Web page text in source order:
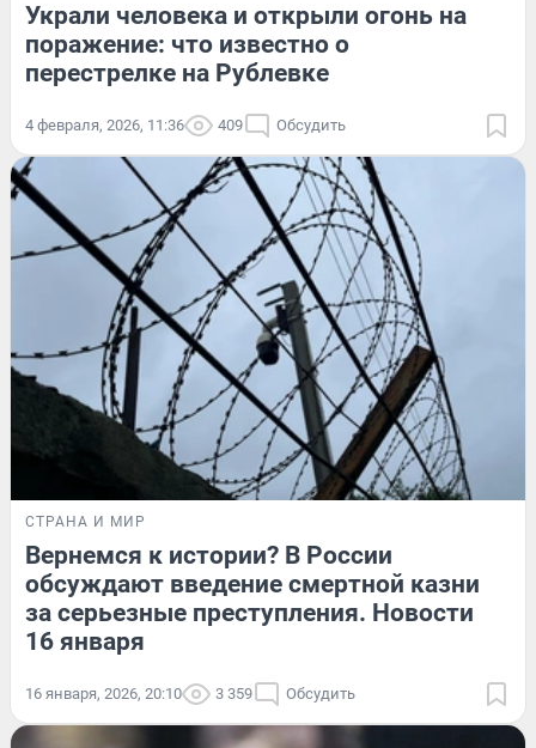
Украли человека и открыли огонь на
поражение: что известно о
перестрелке на Рублевке
4 февраля, 2026, 11:36 409 Обсудить
СТРАНА И МИР
Вернемся к истории? В России
обсуждают введение смертной казни
за серьезные преступления. Новости
16 января
16 января, 2026, 20:10 3 359 Обсудить